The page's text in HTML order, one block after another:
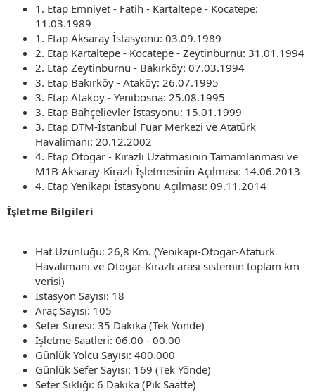
1. Etap Emniyet - Fatih - Kartaltepe - Kocatepe:
11.03.1989
1. Etap Aksaray İstasyonu: 03.09.1989
2. Etap Kartaltepe - Kocatepe - Zeytinburnu: 31.01.1994
2. Etap Zeytinburnu - Bakırköy: 07.03.1994
3. Etap Bakırköy - Ataköy: 26.07.1995
3. Etap Ataköy - Yenibosna: 25.08.1995
3. Etap Bahçelievler İstasyonu: 15.01.1999
3. Etap DTM-İstanbul Fuar Merkezi ve Atatürk
Havalimanı: 20.12.2002
4. Etap Otogar - Kirazlı Uzatmasının Tamamlanması ve
M1B Aksaray-Kirazlı İşletmesinin Açılması: 14.06.2013
4. Etap Yenikapı İstasyonu Açılması: 09.11.2014
İşletme Bilgileri
Hat Uzunluğu: 26,8 Km. (Yenikapı-Otogar-Atatürk
Havalimanı ve Otogar-Kirazlı arası sistemin toplam km
verisi)
İstasyon Sayısı: 18
Araç Sayısı: 105
Sefer Süresi: 35 Dakika (Tek Yönde)
İşletme Saatleri: 06.00 - 00.00
Günlük Yolcu Sayısı: 400.000
Günlük Sefer Sayısı: 169 (Tek Yönde)
Sefer Sıklığı: 6 Dakika (Pik Saatte)